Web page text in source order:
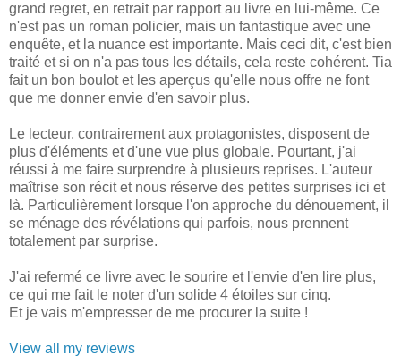
grand regret, en retrait par rapport au livre en lui-même. Ce
n'est pas un roman policier, mais un fantastique avec une
enquête, et la nuance est importante. Mais ceci dit, c'est bien
traité et si on n'a pas tous les détails, cela reste cohérent. Tia
fait un bon boulot et les aperçus qu'elle nous offre ne font
que me donner envie d'en savoir plus.
Le lecteur, contrairement aux protagonistes, disposent de
plus d'éléments et d'une vue plus globale. Pourtant, j'ai
réussi à me faire surprendre à plusieurs reprises. L'auteur
maîtrise son récit et nous réserve des petites surprises ici et
là. Particulièrement lorsque l'on approche du dénouement, il
se ménage des révélations qui parfois, nous prennent
totalement par surprise.
J'ai refermé ce livre avec le sourire et l'envie d'en lire plus,
ce qui me fait le noter d'un solide 4 étoiles sur cinq.
Et je vais m'empresser de me procurer la suite !
View all my reviews